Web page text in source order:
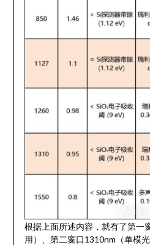
根据上面所述内容，就有了第一
用）、第二窗口1310nm（单模